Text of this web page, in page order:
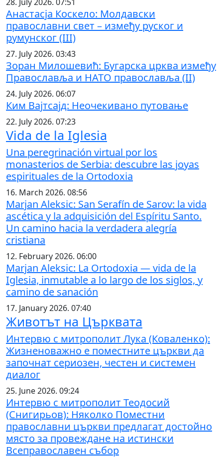
Анастасја Коскело: Молдавски
православни свет – између руског и
румунског (III)
27. July 2026. 03:43
Зоран Милошевић: Бугарска црква између
Православља и НАТО православља (II)
24. July 2026. 06:07
Ким Вајтсајд: Неочекивано путовање
22. July 2026. 07:23
Vida de la Iglesia
Una peregrinación virtual por los
monasterios de Serbia: descubre las joyas
espirituales de la Ortodoxia
16. March 2026. 08:56
Marjan Aleksic: San Serafín de Sarov: la vida
ascética y la adquisición del Espíritu Santo.
Un camino hacia la verdadera alegría
cristiana
12. February 2026. 06:00
Marjan Aleksic: La Ortodoxia — vida de la
Iglesia, inmutable a lo largo de los siglos, y
camino de sanación
17. January 2026. 07:40
Животът на Църквата
Интервю с митрополит Лука (Коваленко):
Жизненоважно е поместните църкви да
започнат сериозен, честен и системен
диалог
25. June 2026. 09:24
Интервю с митрополит Теодосий
(Снигирьов): Няколко Поместни
православни църкви предлагат достойно
място за провеждане на истински
Всеправославен събор